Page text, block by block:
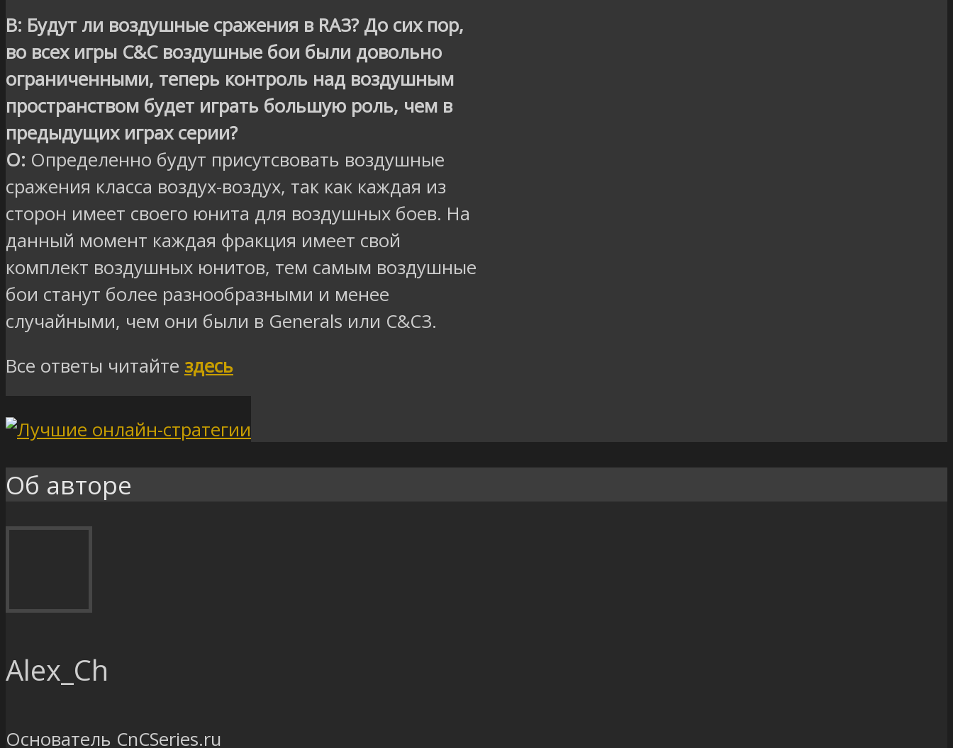
В: Будут ли воздушные сражения в RA3? До сих пор,
во всех игры C&C воздушные бои были довольно
ограниченными, теперь контроль над воздушным
пространством будет играть большую роль, чем в
предыдущих играх серии?
О: Определенно будут присутсвовать воздушные
сражения класса воздух-воздух, так как каждая из
сторон имеет своего юнита для воздушных боев. На
данный момент каждая фракция имеет свой
комплект воздушных юнитов, тем самым воздушные
бои станут более разнообразными и менее
случайными, чем они были в Generals или C&C3.
Все ответы читайте здесь
Об авторе
Alex_Ch
Основатель CnCSeries.ru